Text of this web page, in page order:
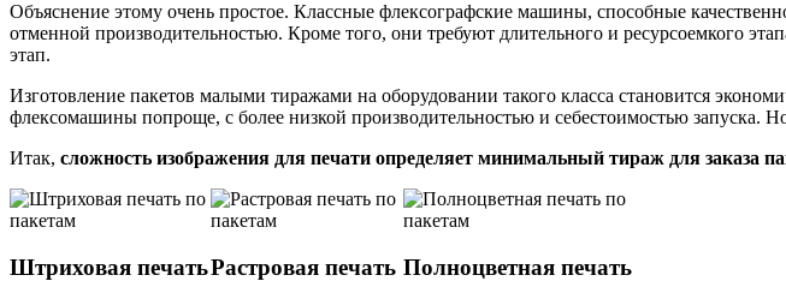
Объяснение этому очень простое. Классные флексографские машины, способные
отменной производительностью. Кроме того, они требуют длительного и ресурсоемкого
этап.
Изготовление пакетов малыми тиражами на оборудовании такого класса становится
флексомашины попроще, с более низкой производительностью и себестоимостью запуска.
Итак, сложность изображения для печати определяет минимальный тираж для заказа
Штриховая печатьРастровая печать Полноцветная печать